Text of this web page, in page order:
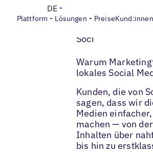
Plattform Lösungen PreiseKund:innen
DE
Soci
Warum
lokales Social
Kunden, die von
sagen, dass wir
Medien
machen — von
Inhalten über
bis hin zu